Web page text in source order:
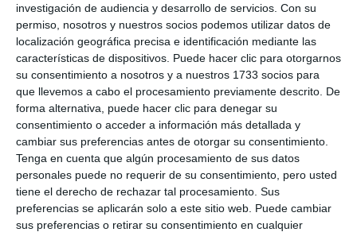
investigación de audiencia y desarrollo de servicios. Con su
permiso, nosotros y nuestros socios podemos utilizar datos de
localización geográfica precisa e identificación mediante las
características de dispositivos. Puede hacer clic para otorgarnos
su consentimiento a nosotros y a nuestros 1733 socios para
que llevemos a cabo el procesamiento previamente descrito. De
forma alternativa, puede hacer clic para denegar su
consentimiento o acceder a información más detallada y
cambiar sus preferencias antes de otorgar su consentimiento.
Tenga en cuenta que algún procesamiento de sus datos
personales puede no requerir de su consentimiento, pero usted
tiene el derecho de rechazar tal procesamiento. Sus
preferencias se aplicarán solo a este sitio web. Puede cambiar
sus preferencias o retirar su consentimiento en cualquier
ACTUALIDAD
Familia e Igualdad de
Oportunidades conciencia
sobre el suicidio entre los
adolescentes
ACTUALIDAD
Jóvenes Clásicos trae al Manuel
España el 20 de mayo ‘Hamlet.
Ensayo en la tormenta’
ACTUALIDAD